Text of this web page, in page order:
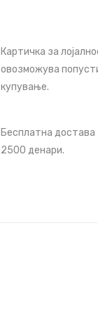
Картичка за
овозможува
купување.
Бесплатна достава
2500 денари.